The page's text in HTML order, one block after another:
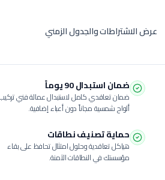
عرض الاشتراطات والجدول الزمني
ضمان استبدال 90 يوماً
ضمان تعاقدي كامل لاستبدال عمالةفني
ألواح شمسيةمجاناً دون أعباء إضافية.
حماية تصنيف نطاقات
هياكل تعاقدية وحلول امتثال تحافظ على بقاء
مؤسستك في النطاقات الآمنة.